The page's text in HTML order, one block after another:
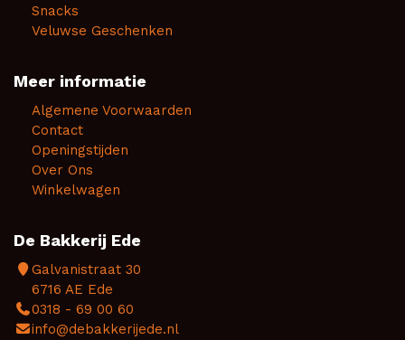
Snacks
Veluwse Geschenken
Meer informatie
Algemene Voorwaarden
Contact
Openingstijden
Over Ons
Winkelwagen
De Bakkerij Ede
Galvanistraat 30
6716 AE Ede
0318 - 69 00 60
info@debakkerijede.nl